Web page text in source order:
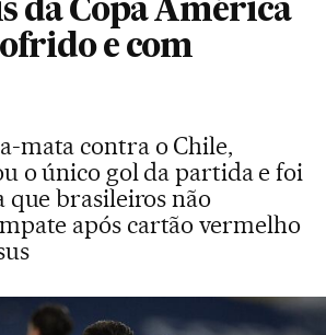
da Copa América
e com
mata contra o Chile,
o único gol da partida e foi
que brasileiros não
após cartão vermelho